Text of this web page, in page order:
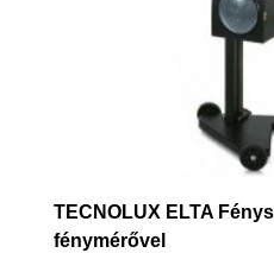
TECNOLUX ELTA
fénymérővel